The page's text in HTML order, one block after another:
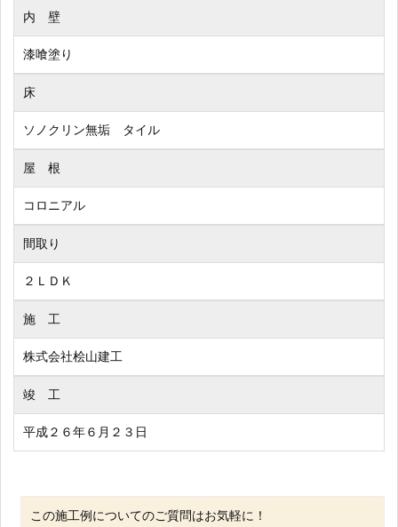
内 壁
漆喰塗り
床
ソノクリン無垢 タイル
屋 根
コロニアル
間取り
２ＬＤＫ
施 工
株式会社桧山建工
竣 工
平成２６年６月２３日
この施工例についてのご質問はお気軽に！